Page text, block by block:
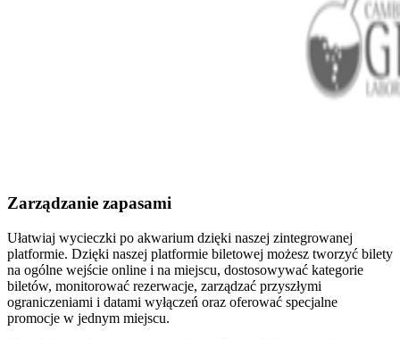
Zarządzanie zapasami
Ułatwiaj wycieczki po akwarium dzięki naszej zintegrowanej
platformie. Dzięki naszej platformie biletowej możesz tworzyć bilety
na ogólne wejście online i na miejscu, dostosowywać kategorie
biletów, monitorować rezerwacje, zarządzać przyszłymi
ograniczeniami i datami wyłączeń oraz oferować specjalne
promocje w jednym miejscu.